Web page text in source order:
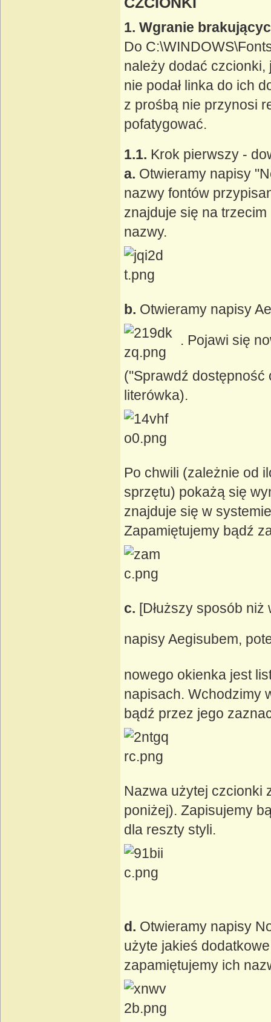
1. Wgranie
Do
należy dodać czcionki,
nie podał linka do ich
z prośbą nie przynosi
pofatygować.
1.1. Krok pierwszy -
a. Otwieramy napisy
nazwy fontów
znajduje się na
nazwy.
b. Otwieramy napisy
. Pojawi się
("Sprawdź dostępność
literówka).
Po chwili (zależnie od
sprzętu) pokażą się
znajduje się w
Zapamiętujemy bądź
c. [Dłuższy sposób
napisy Aegisubem,
nowego okienka jest
napisach. Wchodzimy
bądź przez jego
Nazwa użytej czcionki
poniżej). Zapisujemy
dla reszty styli.
d. Otwieramy napisy
użyte jakieś
zapamiętujemy ich